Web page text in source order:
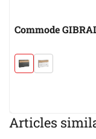
Commode
Articles